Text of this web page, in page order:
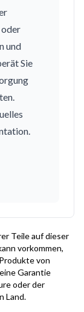
und
Sie
Teile auf dieser
vorkommen,
von
Garantie
oder der
Land.